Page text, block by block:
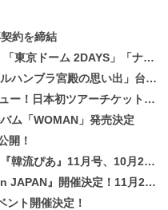
約を締結
」「京セラドーム1DAY」2019年ドームツアー開催決定！！
宮殿の思い出」台本読み現場を公開
アーチケットが早くもプレミア化！？
ム「WOMAN」発売決定
開！
』11月号、10月22日（月）発売！
！11月21、22日にパシフィコ横浜にて実施
ント開催決定！